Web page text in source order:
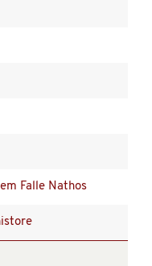
Falle Nathos